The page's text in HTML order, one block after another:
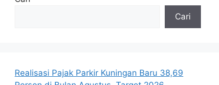
Cari
Realisasi Pajak Parkir Kuningan Baru 38,69